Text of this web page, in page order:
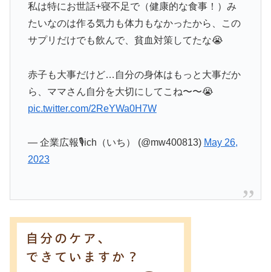
私は特にお世話+寝不足で（健康的な食事！）み
たいなのは作る気力も体力もなかったから、この
サプリだけでも飲んで、貧血対策してたな😭
赤子も大事だけど…自分の身体はもっと大事だか
ら、ママさん自分を大切にしてこね〜〜😭
pic.twitter.com/2ReYWa0H7W
— 企業広報🎙ich（いち） (@mw400813) May 26,
2023